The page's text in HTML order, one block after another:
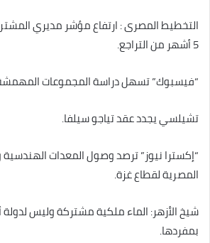
التخطيط المصرى : ارتفاع مؤشر مديري
5 أشهر من التراجع.
“فيسبوك” تسهل دراسة المجموعات
تشيلسي يجدد عقد تياجو سيلفا.
“إكسترا نيوز” ترصد وصول المعدات الهندسية
المصرية لقطاع غزة.
شيخ الأزهر: الماء ملكية مشتركة وليس
بمفردها.